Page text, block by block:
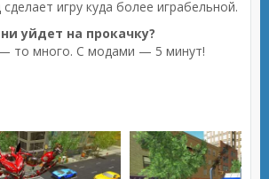
игру куда более играбельной.
уйдет на прокачку?
то много. С модами — 5 минут!